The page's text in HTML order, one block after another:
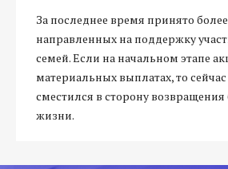
За последнее время принято
направленных на поддержку
семей. Если на начальном этапе
материальных выплатах, то
сместился в сторону
жизни.